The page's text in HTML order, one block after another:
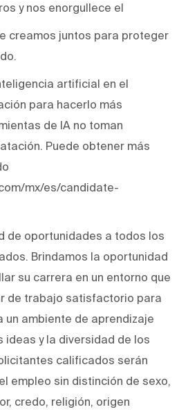
y nos enorgullece el
creamos juntos para proteger
artificial en el
para hacerlo más
de IA no toman
Puede obtener más
mx/es/candidate-
de oportunidades a todos los
Brindamos la oportunidad
su carrera en un entorno que
de trabajo satisfactorio para
un ambiente de aprendizaje
ideas y la diversidad de los
calificados serán
empleo sin distinción de sexo,
credo, religión, origen